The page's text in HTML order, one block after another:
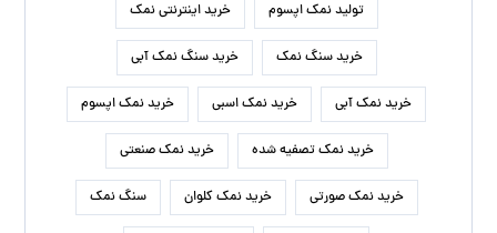
تولید نمک اپسوم خرید اینترنتی نمک
خرید سنگ نمک خرید سنگ نمک آبی
خرید نمک آبی خرید نمک اسبی خرید نمک اپسوم
خرید نمک تصفیه شده خرید نمک صنعتی
خرید نمک صورتی خرید نمک کلوان سنگ نمک